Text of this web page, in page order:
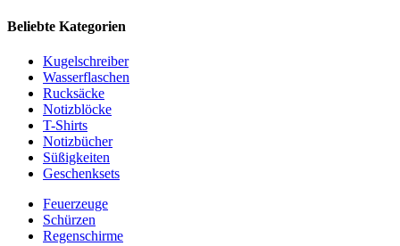
Beliebte Kategorien
Kugelschreiber
Wasserflaschen
Rucksäcke
Notizblöcke
T-Shirts
Notizbücher
Süßigkeiten
Geschenksets
Feuerzeuge
Schürzen
Regenschirme